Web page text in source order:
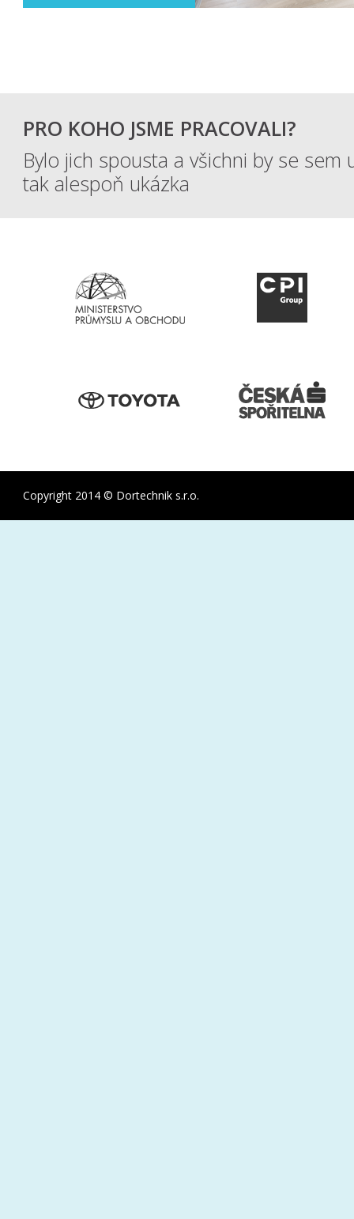
PRO KOHO JSME PRACOVALI?
Bylo jich spousta a všichni by se sem
tak alespoň ukázka
Copyright 2014 © Dortechnik s.r.o.